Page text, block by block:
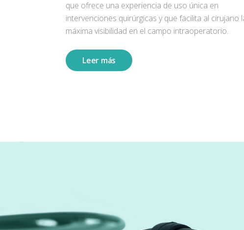
que ofrece una experiencia de uso única en
intervenciones quirúrgicas y que facilita al cirujano
máxima visibilidad en el campo intraoperatorio.
Leer más